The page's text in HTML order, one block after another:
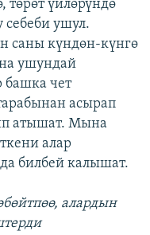
төрөт үйлөрүндө
ушул.
саны күндөн-күнгө
ушундай
башка чет
асырап
атышат. Мына
алар
билбей калышат.
алардын